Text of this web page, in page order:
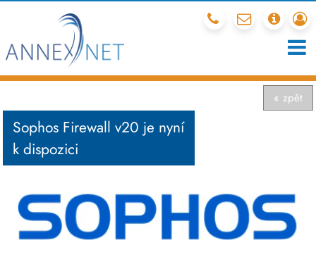
212 341 540
mail
« zpět
Sophos Firewall v20 je nyní
k dispozici